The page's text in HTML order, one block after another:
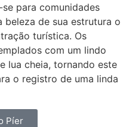
para comunidades
beleza de sua estrutura o
turística. Os
com um lindo
lua cheia, tornando este
o registro de uma linda
Píer